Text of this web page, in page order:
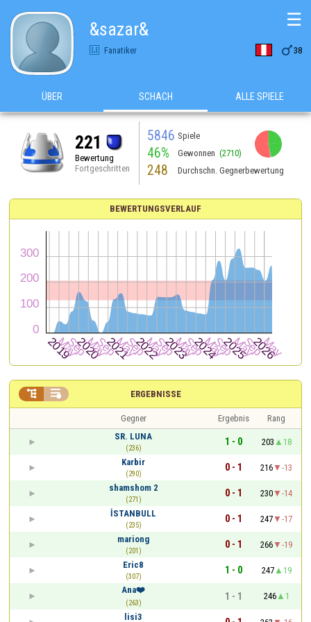
&sazar&
Fanatiker 38
☰
ÜBER SCHACH ALLE SPIELE
221
Bewertung
Fortgeschritten
5846 Spiele
46% Gewonnen (2710)
248 Durchschn. Gegnerbewertung
BEWERTUNGSVERLAUF
ERGEBNISSE
 
Gegner Ergebnis
Rang
SR. LUNA
(236)
1 - 0 203
18
Karbir
(290)
0 - 1 216
-13
shamshom 2
(271)
0 - 1 230
-14
İSTANBULL
(235)
0 - 1 247
-17
mariong
(201)
0 - 1 266
-19
Eric8
(307)
1 - 0 247
19
Ana❤️
(263)
1 - 1 246
1
lisi3